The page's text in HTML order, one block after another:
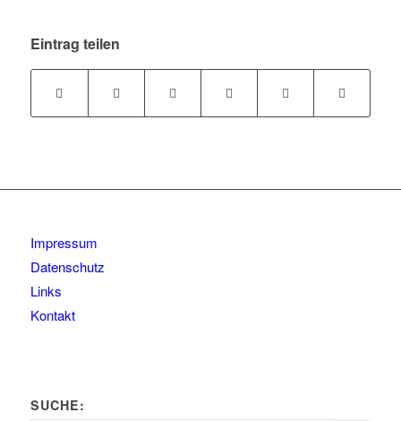
Eintrag teilen
Impressum
Datenschutz
Links
Kontakt
SUCHE: